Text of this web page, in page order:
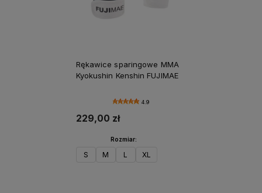
Rękawice sparingowe MMA
Kyokushin Kenshin FUJIMAE
4.9
229,00 zł
Rozmiar:
S M L XL